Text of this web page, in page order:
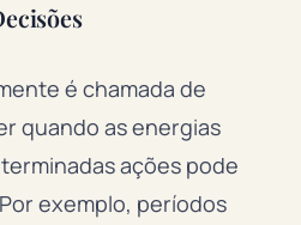
é chamada de
quando as energias
ações pode
exemplo, períodos